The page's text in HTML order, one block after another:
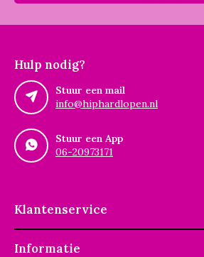
Hulp nodig?
Stuur een mail
info@hiphardlopen.nl
Stuur een App
06-20973171
Klantenservice
Informatie